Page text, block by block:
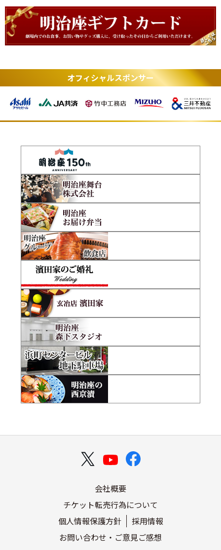
オフィシャルスポンサー
会社概要
チケット転売行為について
個人情報保護方針
採用情報
お問い合わせ・ご意見ご感想